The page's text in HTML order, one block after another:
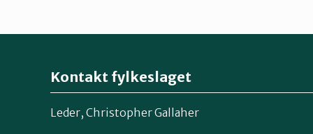
Kontakt fylkeslaget
Leder, Christopher Gallaher